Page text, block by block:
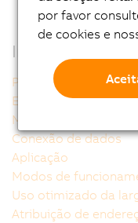
Informações
POWERLINK - A
Estrutura de rede
Modelo de referência
Conexão de dados
Aplicação
Modos de
Uso otimizado da
Atribuição de
por favor
de cookies e